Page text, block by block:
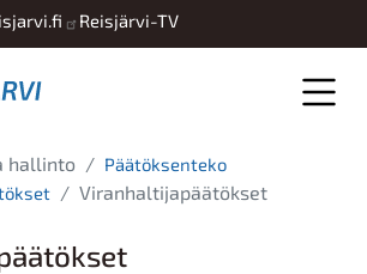
Reisjärvi-TV
hallinto
Päätöksenteko
Viranhaltijapäätökset